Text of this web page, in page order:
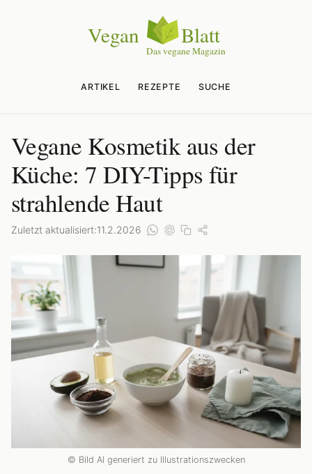
ARTIKEL REZEPTE SUCHE
Vegane Kosmetik aus der
Küche: 7 DIY-Tipps für
strahlende Haut
Zuletzt aktualisiert:11.2.2026
© Bild AI generiert zu Illustrationszwecken